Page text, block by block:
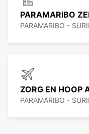
PARAMARIBO
PARAMARIBO -
ZORG EN HOOP
PARAMARIBO -